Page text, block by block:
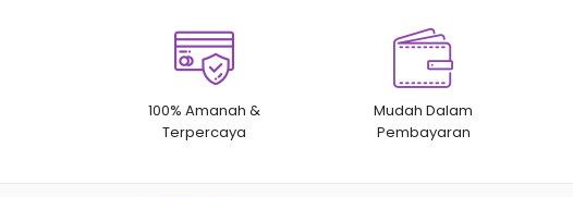
100% Amanah &
Terpercaya
Mudah Dalam
Pembayaran